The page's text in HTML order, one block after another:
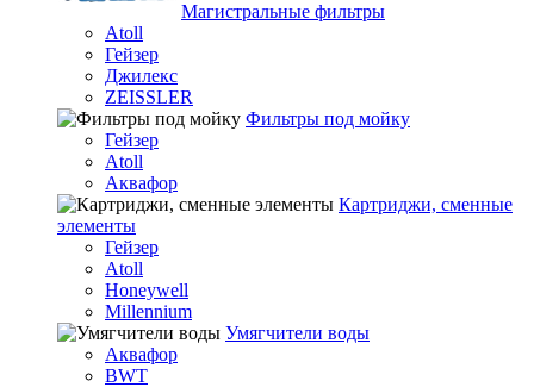
Магистральные фильтры
Atoll
Гейзер
Джилекс
ZEISSLER
Фильтры под мойку
Гейзер
Atoll
Аквафор
Картриджи, сменные
элементы
Гейзер
Atoll
Honeywell
Millennium
Умягчители воды
Аквафор
BWT